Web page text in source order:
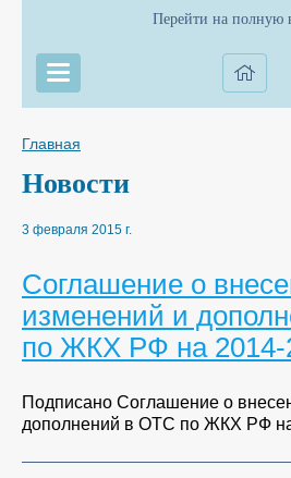
Перейти на полную
Главная
Новости
3 февраля 2015 г.
Соглашение о
изменений и
по ЖКХ РФ на 2014-
Подписано Соглашение о
дополнений в ОТС по ЖКХ РФ на